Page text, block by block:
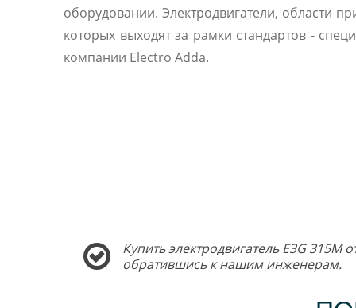
оборудовании. Электродвигатели, области
которых выходят за рамки стандартов -
компании Electro Adda.
Купить электродвигатель E3G
обратившись к нашим инженерам.